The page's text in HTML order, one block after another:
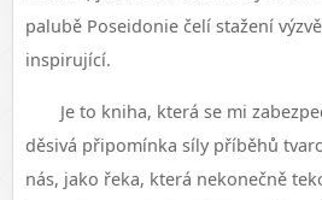
palubě Poseidonie čelí stažení
inspirující.
Je to kniha, která se mi
děsivá připomínka síly příběhů
nás, jako řeka, která nekonečně